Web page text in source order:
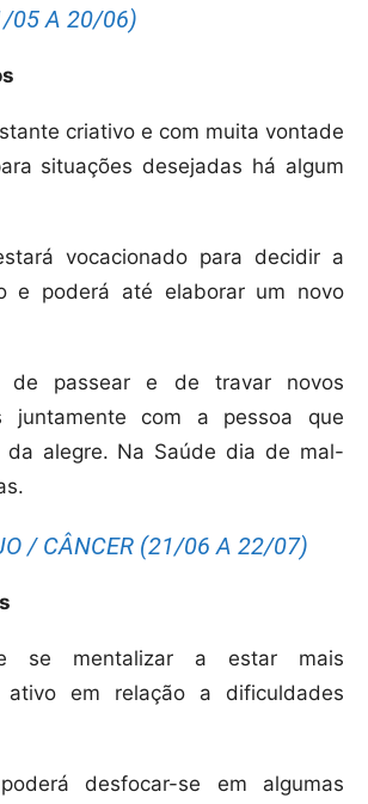
05 A 20/06)
criativo e com muita vontade
situações desejadas há algum
vocacionado para decidir a
e poderá até elaborar um novo
de passear e de travar novos
juntamente com a pessoa que
da alegre. Na Saúde dia de mal-
/ CÂNCER (21/06 A 22/07)
se mentalizar a estar mais
ativo em relação a dificuldades
desfocar-se em algumas